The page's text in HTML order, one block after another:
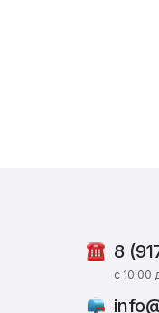
8
c 10:00